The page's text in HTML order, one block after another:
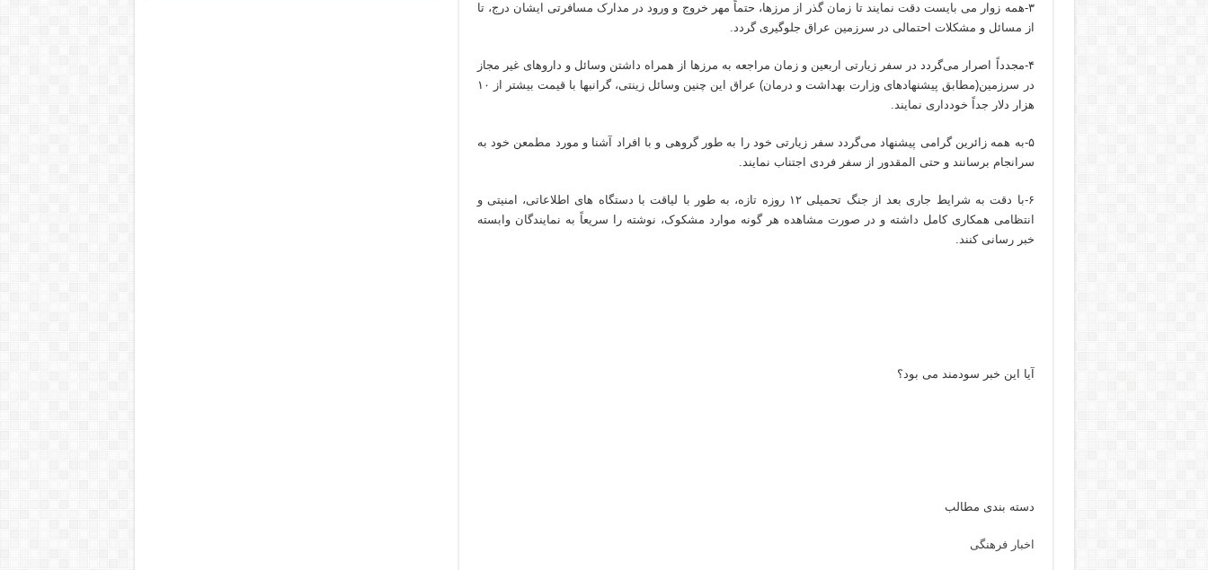
۳-همه زوار می بایست دقت نمایند تا زمان گذر از مرزها، حتماً مهر خروج و ورود در مدارک مسافرتی ایشان درج، تا
از مسائل و مشکلات احتمالی در سرزمین عراق جلوگیری گردد.
۴-مجدداً اصرار می‌گردد در سفر زیارتی اربعین و زمان مراجعه به مرزها از همراه داشتن وسائل و داروهای غیر مجاز
در سرزمین(مطابق پیشنهاد‌های وزارت بهداشت و درمان) عراق این چنین وسائل زینتی، گرانبها با قیمت بیشتر از ۱۰
هزار دلار جداً خودداری نمایند.
۵-به همه زائرین گرامی پیشنهاد می‌گردد سفر زیارتی خود را به طور گروهی و با افراد آشنا و مورد مطمعن خود به
سرانجام برسانند و حتی المقدور از سفر فردی اجتناب نمایند.
۶-با دقت به شرایط جاری بعد از جنگ تحمیلی ۱۲ روزه تازه، به طور با لیاقت با دستگاه های اطلاعاتی، امنیتی و
انتظامی همکاری کامل داشته و در صورت مشاهده هر گونه موارد مشکوک، نوشته را سریعاً به نمایندگان وابسته
خبر رسانی کنند.
آیا این خبر سودمند می بود؟
دسته بندی مطالب
اخبار فرهنگی